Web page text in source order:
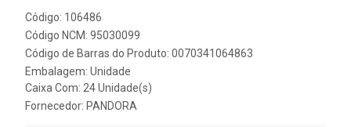
Código: 106486
Código NCM: 95030099
Código de Barras do Produto: 0070341064863
Embalagem: Unidade
Caixa Com: 24 Unidade(s)
Fornecedor: PANDORA